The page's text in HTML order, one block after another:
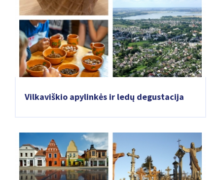
Vilkaviškio apylinkės ir ledų degustacija